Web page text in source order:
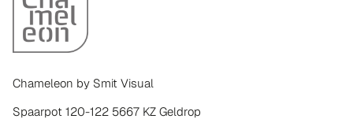
Chameleon by Smit Visual
Spaarpot 120-122 5667 KZ Geldrop